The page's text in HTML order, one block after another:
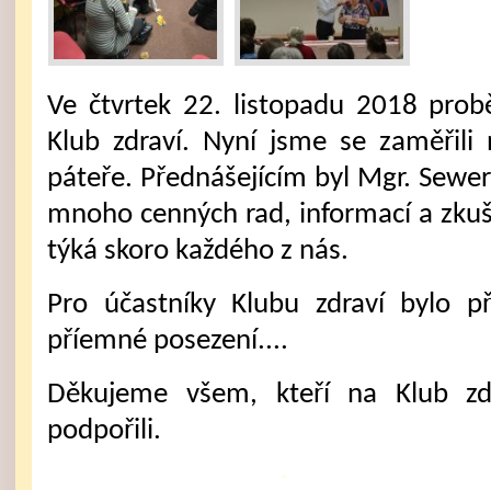
Ve čtvrtek 22. listopadu 2018
Klub zdraví. Nyní jsme se
páteře. Přednášejícím byl Mgr.
mnoho cenných rad, informací a
týká skoro každého z nás.
Pro účastníky Klubu zdraví bylo
příemné posezení....
Děkujeme všem, kteří na Klub
podpořili.